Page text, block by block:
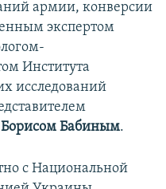
армии, конверсии
экспертом
Института
исследований
Борисом Бабиным.
с Национальной